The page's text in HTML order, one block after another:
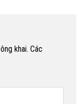
khai. Các